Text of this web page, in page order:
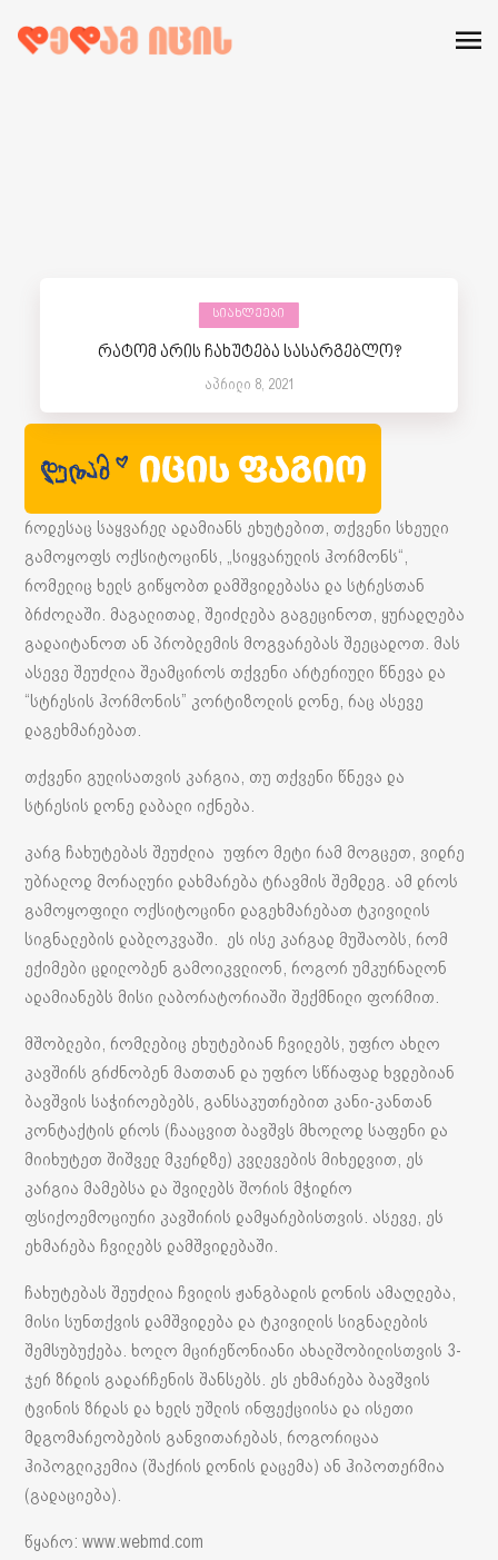
ᲡᲘᲐᲮᲚᲔᲔᲑᲘ
რატომ არის ჩახუტება სასარგებლო?
აპრილი 8, 2021
როდესაც საყვარელ ადამიანს ეხუტებით, თქვენი სხეული
გამოყოფს ოქსიტოცინს, „სიყვარულის ჰორმონს“,
რომელიც ხელს გიწყობთ დამშვიდებასა და სტრესთან
ბრძოლაში. მაგალითად, შეიძლება გაგეცინოთ, ყურადღება
გადაიტანოთ ან პრობლემის მოგვარებას შეეცადოთ. მას
ასევე შეუძლია შეამციროს თქვენი არტერიული წნევა და
“სტრესის ჰორმონის” კორტიზოლის დონე, რაც ასევე
დაგეხმარებათ.
თქვენი გულისათვის კარგია, თუ თქვენი წნევა და
სტრესის დონე დაბალი იქნება.
კარგ ჩახუტებას შეუძლია უფრო მეტი რამ მოგცეთ, ვიდრე
უბრალოდ მორალური დახმარება ტრავმის შემდეგ. ამ დროს
გამოყოფილი ოქსიტოცინი დაგეხმარებათ ტკივილის
სიგნალების დაბლოკვაში. ეს ისე კარგად მუშაობს, რომ
ექიმები ცდილობენ გამოიკვლიონ, როგორ უმკურნალონ
ადამიანებს მისი ლაბორატორიაში შექმნილი ფორმით.
მშობლები, რომლებიც ეხუტებიან ჩვილებს, უფრო ახლო
კავშირს გრძნობენ მათთან და უფრო სწრაფად ხვდებიან
ბავშვის საჭიროებებს, განსაკუთრებით კანი-კანთან
კონტაქტის დროს (ჩააცვით ბავშვს მხოლოდ საფენი და
მიიხუტეთ შიშველ მკერდზე) კვლევების მიხედვით, ეს
კარგია მამებსა და შვილებს შორის მჭიდრო
ფსიქოემოციური კავშირის დამყარებისთვის. ასევე, ეს
ეხმარება ჩვილებს დამშვიდებაში.
ჩახუტებას შეუძლია ჩვილის ჟანგბადის დონის ამაღლება,
მისი სუნთქვის დამშვიდება და ტკივილის სიგნალების
შემსუბუქება. ხოლო მცირეწონიანი ახალშობილისთვის 3-
ჯერ ზრდის გადარჩენის შანსებს. ეს ეხმარება ბავშვის
ტვინის ზრდას და ხელს უშლის ინფექციისა და ისეთი
მდგომარეობების განვითარებას, როგორიცაა
ჰიპოგლიკემია (შაქრის დონის დაცემა) ან ჰიპოთერმია
(გადაციება).
წყარო: www.webmd.com